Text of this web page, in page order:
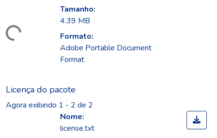
Tamanho:
4.39 MB
Formato:
Adobe Portable Document
Format
Licença do pacote
Agora exibindo 1 - 2 de 2
Nome:
license.txt